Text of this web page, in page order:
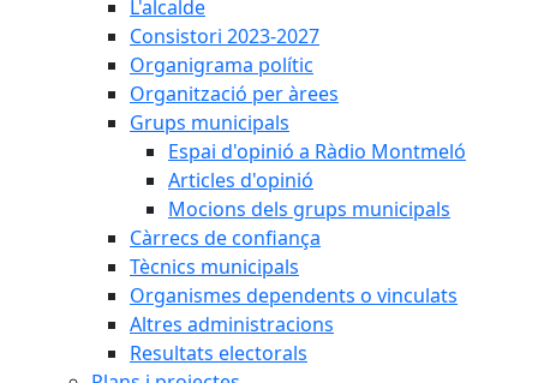
L'alcalde
Consistori 2023-2027
Organigrama polític
Organització per àrees
Grups municipals
Espai d'opinió a Ràdio Montmeló
Articles d'opinió
Mocions dels grups municipals
Càrrecs de confiança
Tècnics municipals
Organismes dependents o vinculats
Altres administracions
Resultats electorals